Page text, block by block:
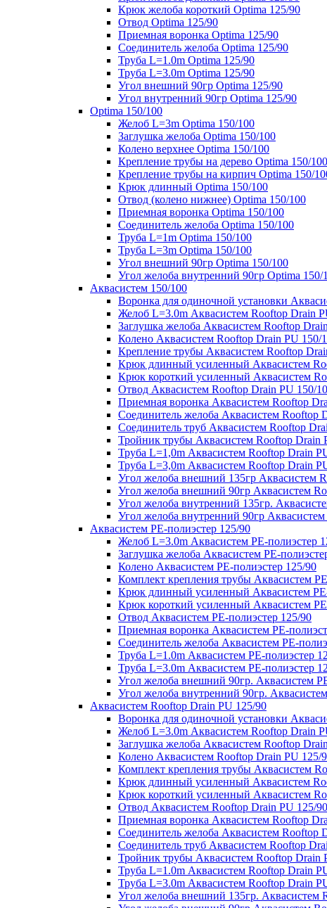
Крюк желоба короткий Optima 125/90
Отвод Optima 125/90
Приемная воронка Optima 125/90
Соединитель желоба Optima 125/90
Труба L=1.0m Optima 125/90
Труба L=3.0m Optima 125/90
Угол внешний 90гр Optima 125/90
Угол внутренний 90гр Optima 125/90
Optima 150/100
Желоб L=3m Optima 150/100
Заглушка желоба Optima 150/100
Колено верхнее Optima 150/100
Крепление трубы на дерево Optima 150/100
Крепление трубы на кирпич Optima 150/
Крюк длинный Optima 150/100
Отвод (колено нижнее) Optima 150/100
Приемная воронка Optima 150/100
Соединитель желоба Optima 150/100
Труба L=1m Optima 150/100
Труба L=3m Optima 150/100
Угол внешний 90гр Optima 150/100
Угол желоба внутренний 90гр Optima 150/
Аквасистем 150/100
Воронка для одиночной установки
Желоб L=3.0m Аквасистем Rooftop Drain
Заглушка желоба Аквасистем Rooftop
Колено Аквасистем Rooftop Drain PU 150/
Крепление трубы Аквасистем Rooftop
Крюк длинный усиленный Аквасистем
Крюк короткий усиленный Аквасистем
Отвод Аквасистем Rooftop Drain PU 150/
Приемная воронка Аквасистем Rooftop
Соединитель желоба Аквасистем Rooftop
Соединитель труб Аквасистем Rooftop
Тройник трубы Аквасистем Rooftop Drain
Труба L=1,0m Аквасистем Rooftop Drain
Труба L=3,0m Аквасистем Rooftop Drain
Угол желоба внешний 135гр Аквасистем
Угол желоба внешний 90гр Аквасистем
Угол желоба внутренний 135гр.
Угол желоба внутренний 90гр
Аквасистем PE-полиэстер 125/90
Желоб L=3.0m Аквасистем PE-полиэстер
Заглушка желоба Аквасистем PE-
Колено Аквасистем PE-полиэстер 125/90
Комплект крепления трубы Аквасистем
Крюк длинный усиленный Аквасистем
Крюк короткий усиленный Аквасистем
Отвод Аквасистем РЕ-полиэстер 125/90
Приемная воронка Аквасистем PE-
Соединитель желоба Аквасистем PE-
Труба L=1.0m Аквасистем PE-полиэстер
Труба L=3.0m Аквасистем PE-полиэстер
Угол желоба внешний 90гр. Аквасистем
Угол желоба внутренний 90гр.
Аквасистем Rooftop Drain PU 125/90
Воронка для одиночной установки
Желоб L=3.0m Аквасистем Rooftop Drain
Заглушка желоба Аквасистем Rooftop
Колено Аквасистем Rooftop Drain PU 125/
Комплект крепления трубы Аквасистем
Крюк длинный усиленный Аквасистем
Крюк короткий усиленный Аквасистем
Отвод Аквасистем Rooftop Drain PU 125/90
Приемная воронка Аквасистем Rooftop
Соединитель желоба Аквасистем Rooftop
Соединитель труб Аквасистем Rooftop
Тройник трубы Аквасистем Rooftop Drain
Труба L=1.0m Аквасистем Rooftop Drain
Труба L=3.0m Аквасистем Rooftop Drain
Угол желоба внешний 135гр. Аквасистем